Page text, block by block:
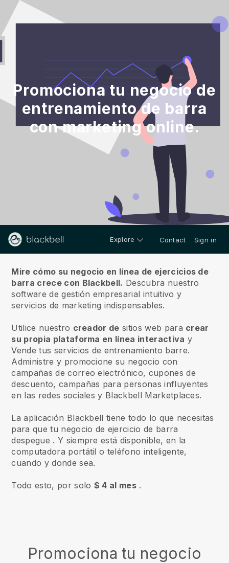
Promociona tu negocio de
entrenamiento de barra
con marketing online.
Explore Contact Sign in
Mire cómo su negocio en línea de ejercicios de
barra crece con Blackbell. Descubra nuestro
software de gestión empresarial intuitivo y
servicios de marketing indispensables.
Utilice nuestro creador de sitios web para crear
su propia plataforma en línea interactiva y
Vende tus servicios de entrenamiento barre.
Administre y promocione su negocio con
campañas de correo electrónico, cupones de
descuento, campañas para personas influyentes
en las redes sociales y Blackbell Marketplaces.
La aplicación Blackbell tiene todo lo que necesitas
para que tu negocio de ejercicio de barra
despegue . Y siempre está disponible, en la
computadora portátil o teléfono inteligente,
cuando y donde sea.
Todo esto, por solo $ 4 al mes .
Promociona tu negocio